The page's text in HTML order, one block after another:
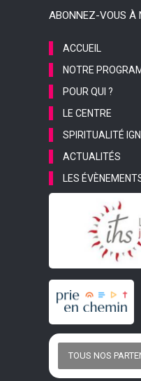
ABONNEZ-VOUS À
ACCUEIL
NOTRE
POUR QUI ?
LE CENTRE
SPIRITUALITÉ
ACTUALITÉS
LES
TOUS NOS